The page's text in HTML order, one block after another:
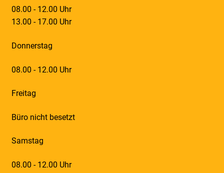
08.00 - 12.00 Uhr
13.00 - 17.00 Uhr
Donnerstag
08.00 - 12.00 Uhr
Freitag
Büro nicht besetzt
Samstag
08.00 - 12.00 Uhr